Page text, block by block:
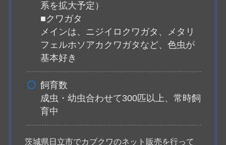
系を拡大予定）
■クワガタ
メインは、ニジイロクワガタ、メタリ
フェルホソアカクワガタなど、色虫が
基本好き
飼育数
成虫・幼虫合わせて300匹以上、常時飼
育中
茨城県日立市でカブクワのネット販売を行って